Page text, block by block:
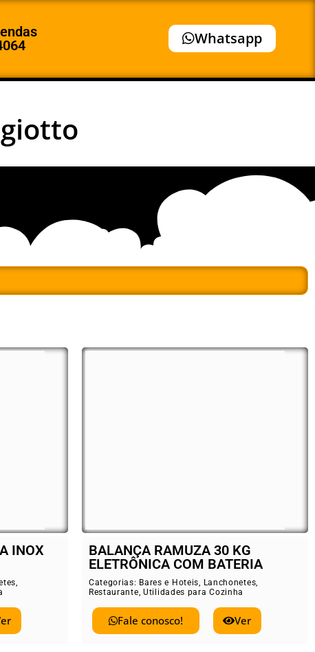
Whatsapp
INOX
,
BALANÇA RAMUZA 30 KG
ELETRÔNICA COM BATERIA
Categorias: Bares e Hoteis, Lanchonetes,
Restaurante, Utilidades para Cozinha
Fale conosco! Ver